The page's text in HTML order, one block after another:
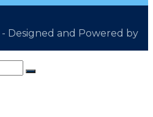
- Designed and Powered by